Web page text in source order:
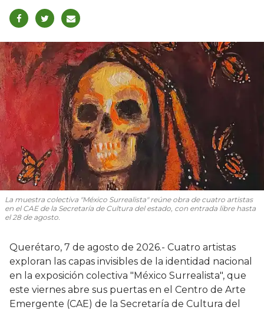
La muestra colectiva "México Surrealista" reúne obra de cuatro artistas
en el CAE de la Secretaría de Cultura del estado, con entrada libre hasta
el 28 de agosto.
Querétaro, 7 de agosto de 2026.- Cuatro artistas
exploran las capas invisibles de la identidad nacional
en la exposición colectiva "México Surrealista", que
este viernes abre sus puertas en el Centro de Arte
Emergente (CAE) de la Secretaría de Cultura del